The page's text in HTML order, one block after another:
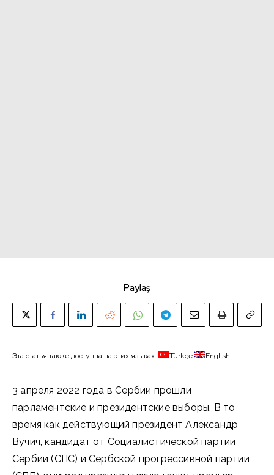
Paylaş
Эта статья также доступна на этих языках: Türkçe English
3 апреля 2022 года в Сербии прошли
парламентские и президентские выборы. В то
время как действующий президент Александр
Вучич, кандидат от Социалистической партии
Сербии (СПС) и Сербской прогрессивной партии